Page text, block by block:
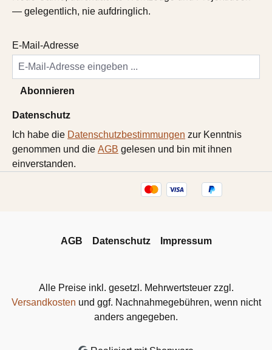
— gelegentlich, nie aufdringlich.
E-Mail-Adresse
Abonnieren
Datenschutz
Ich habe die Datenschutzbestimmungen zur Kenntnis
genommen und die AGB gelesen und bin mit ihnen
einverstanden.
AGB Datenschutz Impressum
Alle Preise inkl. gesetzl. Mehrwertsteuer zzgl.
Versandkosten und ggf. Nachnahmegebühren, wenn nicht
anders angegeben.